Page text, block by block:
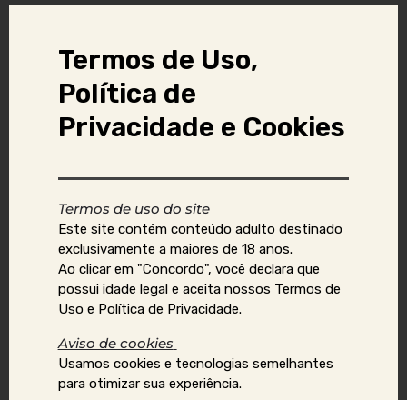
Para cumprir obrigações legais ou responder a solicitações de
Para proteger os direitos, a propriedade ou a segurança do
AcompanhantesVirtual e de seus usuários e anunciantes.
Informações
Adotamos medidas de segurança adequadas para proteger suas
informações pessoais contra acesso, uso ou divulgação não
autorizada. No entanto, nenhum sistema de segurança é infalível,
e não podemos garantir a segurança absoluta das informações.
Cookies
Podemos utilizar cookies para melhorar a experiência do usuário e
para fins de análise e publicidade. Você pode configurar seu
Termos de Uso,
Política de
Privacidade e Cookies
Termos de uso do site
Este site contém conteúdo adulto destinado
exclusivamente a maiores de 18 anos.
Ao clicar em "Concordo", você declara que
possui idade legal e aceita nossos Termos de
Uso e Política de Privacidade.
Aviso de cookies
Usamos cookies e tecnologias semelhantes
para otimizar sua experiência.